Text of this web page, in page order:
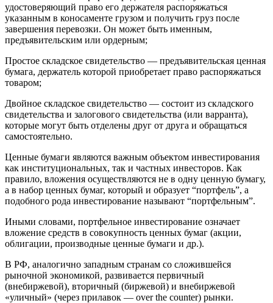
удостоверяющий право его держателя распоряжаться
указанным в коносаменте грузом и получить груз после
завершения перевозки. Он может быть именным,
предъявительским или ордерным;
Простое складское свидетельство — предъявительская ценная
бумага, держатель которой приобретает право распоряжаться
товаром;
Двойное складское свидетельство — состоит из складского
свидетельства и залогового свидетельства (или варранта),
которые могут быть отделены друг от друга и обращаться
самостоятельно.
Ценные бумаги являются важным объектом инвестирования
как институциональных, так и частных инвесторов. Как
правило, вложения осуществляются не в одну ценную бумагу,
а в набор ценных бумаг, который и образует “портфель”, а
подобного рода инвестирование называют “портфельным”.
Иными словами, портфельное инвестирование означает
вложение средств в совокупность ценных бумаг (акции,
облигации, производные ценные бумаги и др.).
В РФ, аналогично западным странам со сложившейся
рыночной экономикой, развивается первичный
(внебиржевой), вторичный (биржевой) и внебиржевой
«уличный» (через прилавок — over the counter) рынки.